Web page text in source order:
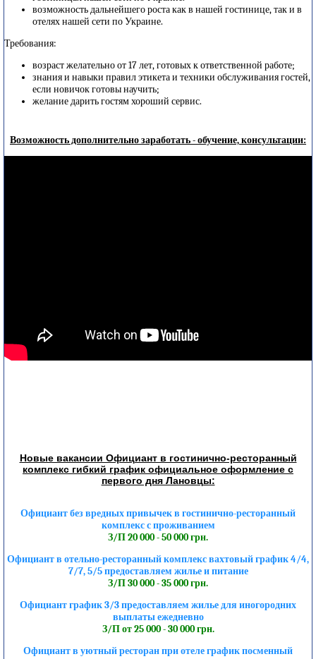
возможность дальнейшего роста как в нашей гостинице, так и в
отелях нашей сети по Украине.
Требования:
возраст желательно от 17 лет, готовых к ответственной работе;
знания и навыки правил этикета и техники обслуживания гостей,
если новичок готовы научить;
желание дарить гостям хороший сервис.
Возможность дополнительно заработать - обучение, консультации:
Новые вакансии Официант в гостинично-ресторанный
комплекс гибкий график официальное оформление с
первого дня Лановцы:
Официант без вредных привычек в гостинично-ресторанный
комплекс с проживанием
З/П 20 000 - 50 000 грн.
Официант в отельно-ресторанный комплекс вахтовый график 4/4,
7/7, 5/5 предоставляем жилье и питание
З/П 30 000 - 35 000 грн.
Официант график 3/3 предоставляем жилье для иногородних
выплаты ежедневно
З/П от 25 000 - 30 000 грн.
Официант в уютный ресторан при отеле график посменный